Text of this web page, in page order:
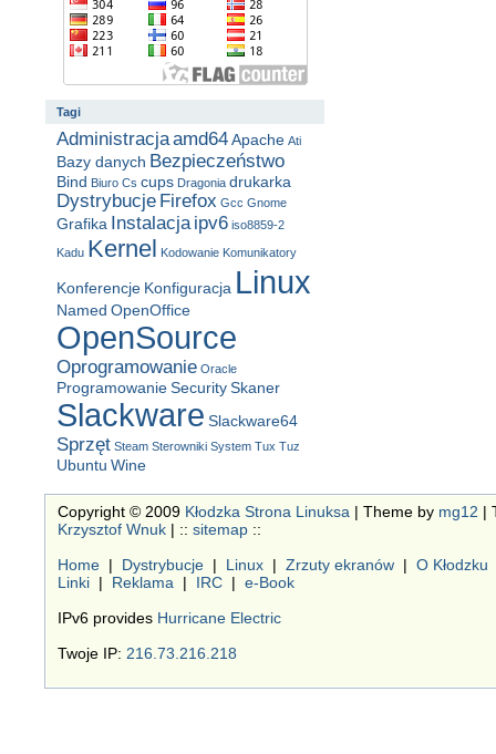
Tagi
Administracjaamd64Apache Ati
Bazy danych Bezpieczeństwo
Bind Biuro Cs cups Dragonia drukarka
Dystrybucje Firefox Gcc Gnome
Grafika Instalacja ipv6 iso8859-2
Kadu Kernel Kodowanie Komunikatory
Konferencje Konfiguracja Linux
Named OpenOffice
OpenSource
Oprogramowanie Oracle
ProgramowanieSecuritySkaner
Slackware Slackware64
Sprzęt Steam Sterowniki System Tux Tuz
Ubuntu Wine
Copyright © 2009 Kłodzka Strona Linuksa | Theme by mg12 |
Krzysztof Wnuk | :: sitemap ::
Home | Dystrybucje | Linux | Zrzuty ekranów | O Kłodzku
Linki | Reklama | IRC | e-Book
IPv6 provides Hurricane Electric
Twoje IP: 216.73.216.218